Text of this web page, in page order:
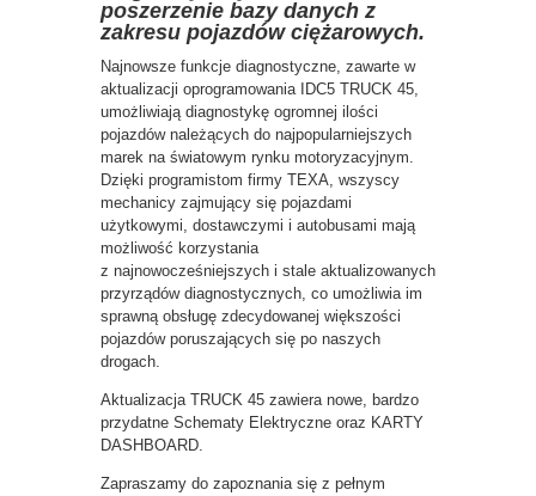
poszerzenie bazy danych z
zakresu pojazdów ciężarowych.
Najnowsze funkcje diagnostyczne, zawarte w
aktualizacji oprogramowania IDC5 TRUCK 45,
umożliwiają diagnostykę ogromnej ilości
pojazdów należących do najpopularniejszych
marek na światowym rynku motoryzacyjnym.
Dzięki programistom firmy TEXA, wszyscy
mechanicy zajmujący się pojazdami
użytkowymi, dostawczymi i autobusami mają
możliwość korzystania
z najnowocześniejszych i stale aktualizowanych
przyrządów diagnostycznych, co umożliwia im
sprawną obsługę zdecydowanej większości
pojazdów poruszających się po naszych
drogach.
Aktualizacja TRUCK 45 zawiera nowe, bardzo
przydatne Schematy Elektryczne oraz KARTY
DASHBOARD.
Zapraszamy do zapoznania się z pełnym